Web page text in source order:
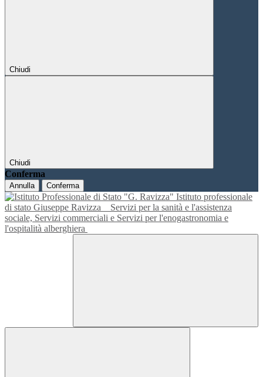
Chiudi
Chiudi
Conferma
Annulla Conferma
Istituto professionale
di stato Giuseppe Ravizza
Servizi per la sanità e l'assistenza
sociale, Servizi commerciali e Servizi per l'enogastronomia e
l'ospitalità alberghiera